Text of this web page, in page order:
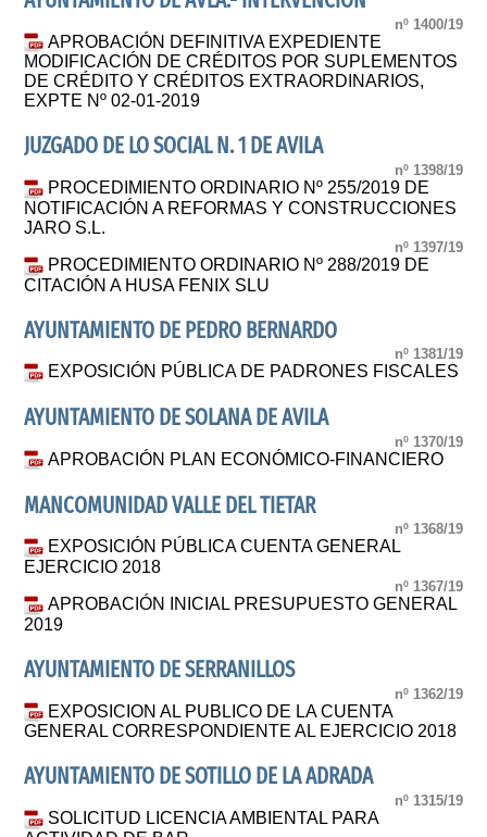
nº 1400/19
APROBACIÓN DEFINITIVA EXPEDIENTE
MODIFICACIÓN DE CRÉDITOS POR SUPLEMENTOS
DE CRÉDITO Y CRÉDITOS EXTRAORDINARIOS,
EXPTE Nº 02-01-2019
JUZGADO DE LO SOCIAL N. 1 DE AVILA
nº 1398/19
PROCEDIMIENTO ORDINARIO Nº 255/2019 DE
NOTIFICACIÓN A REFORMAS Y CONSTRUCCIONES
JARO S.L.
nº 1397/19
PROCEDIMIENTO ORDINARIO Nº 288/2019 DE
CITACIÓN A HUSA FENIX SLU
AYUNTAMIENTO DE PEDRO BERNARDO
nº 1381/19
EXPOSICIÓN PÚBLICA DE PADRONES FISCALES
AYUNTAMIENTO DE SOLANA DE AVILA
nº 1370/19
APROBACIÓN PLAN ECONÓMICO-FINANCIERO
MANCOMUNIDAD VALLE DEL TIETAR
nº 1368/19
EXPOSICIÓN PÚBLICA CUENTA GENERAL
EJERCICIO 2018
nº 1367/19
APROBACIÓN INICIAL PRESUPUESTO GENERAL
2019
AYUNTAMIENTO DE SERRANILLOS
nº 1362/19
EXPOSICION AL PUBLICO DE LA CUENTA
GENERAL CORRESPONDIENTE AL EJERCICIO 2018
AYUNTAMIENTO DE SOTILLO DE LA ADRADA
nº 1315/19
SOLICITUD LICENCIA AMBIENTAL PARA